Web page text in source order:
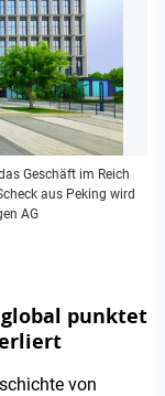
Geschäft im Reich
aus Peking wird
AG
global punktet
von